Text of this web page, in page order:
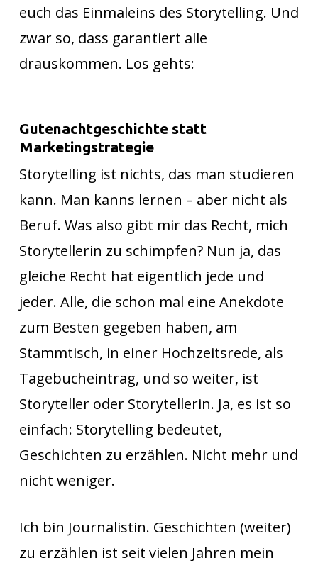
euch das Einmaleins des Storytelling. Und
zwar so, dass garantiert alle
drauskommen. Los gehts:
Gutenachtgeschichte statt
Marketingstrategie
Storytelling ist nichts, das man studieren
kann. Man kanns lernen – aber nicht als
Beruf. Was also gibt mir das Recht, mich
Storytellerin zu schimpfen? Nun ja, das
gleiche Recht hat eigentlich jede und
jeder. Alle, die schon mal eine Anekdote
zum Besten gegeben haben, am
Stammtisch, in einer Hochzeitsrede, als
Tagebucheintrag, und so weiter, ist
Storyteller oder Storytellerin. Ja, es ist so
einfach: Storytelling bedeutet,
Geschichten zu erzählen. Nicht mehr und
nicht weniger.
Ich bin Journalistin. Geschichten (weiter)
zu erzählen ist seit vielen Jahren mein